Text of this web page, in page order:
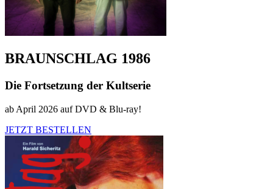
BRAUNSCHLAG 1986
Die Fortsetzung der Kultserie
ab April 2026 auf DVD & Blu-ray!
JETZT BESTELLEN